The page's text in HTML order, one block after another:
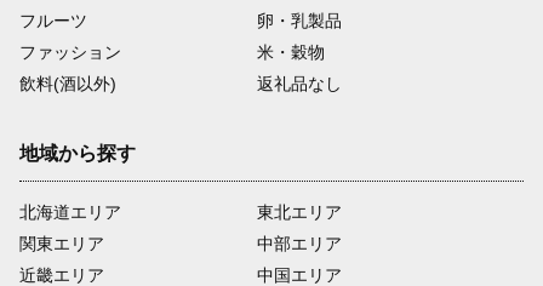
フルーツ
卵・乳製品
ファッション
米・穀物
飲料(酒以外)
返礼品なし
地域から探す
北海道エリア
関東エリア
近畿エリア
東北エリア
中部エリア
中国エリア